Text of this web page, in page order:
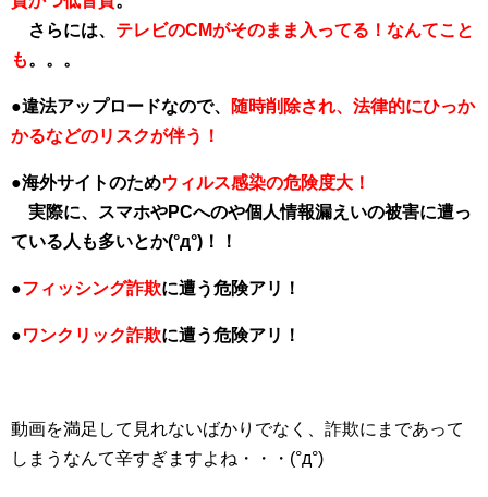
さらには、 テレビのCMがそのまま入ってる！なんてこと
も。。。
●違法アップロードなので、
随時削除され、法律的にひっか
かるなどのリスクが伴う！
●海外サイトのためウィルス感染の危険度大！
実際に、スマホやPCへのや個人情報漏えいの被害に遭っ
ている人も多いとか(°д°)！！
●フィッシング詐欺に遭う危険アリ！
●ワンクリック詐欺に遭う危険アリ！
動画を満足して見れないばかりでなく、詐欺にまであって
しまうなんて辛すぎますよね・・・(°д°)